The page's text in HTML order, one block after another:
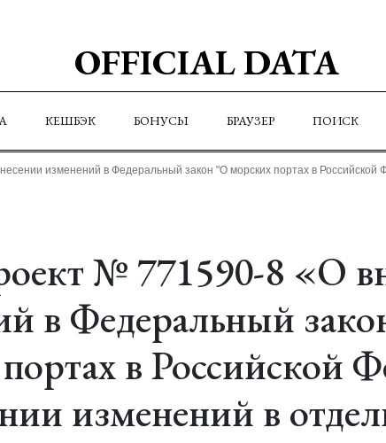
OFFICIAL DATA
КЕШБЭК БОНУСЫ БРАУЗЕР ПОИСК
изменений в Федеральный закон "О морских портах в
№ 771590-8 «О
в Федеральный
в Российской
изменений в